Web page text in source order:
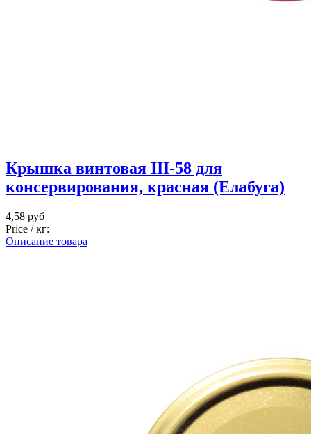
Крышка винтовая III-58 для
консервирования, красная (Елабуга)
4,58 руб
Price / кг:
Описание товара